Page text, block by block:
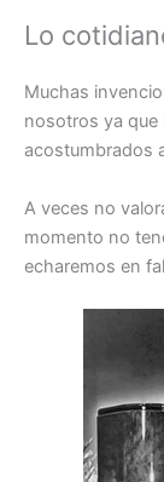
Lo
Muchas
nosotros ya que
acostumbrados
A veces no
momento no
echaremos en